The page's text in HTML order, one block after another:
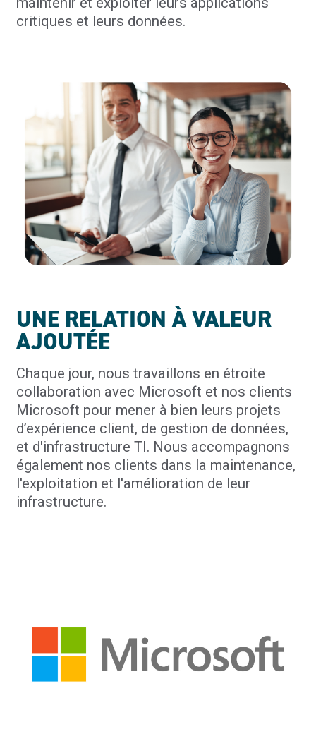
critiques et leurs données.
UNE RELATION À VALEUR
AJOUTÉE
Chaque jour, nous travaillons en étroite
collaboration avec Microsoft et nos clients
Microsoft pour mener à bien leurs projets
d’expérience client, de gestion de données,
et d'infrastructure TI. Nous accompagnons
également nos clients dans la maintenance,
l'exploitation et l'amélioration de leur
infrastructure.